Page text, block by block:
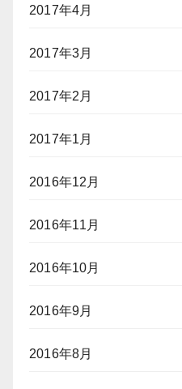
2017年4月
2017年3月
2017年2月
2017年1月
2016年12月
2016年11月
2016年10月
2016年9月
2016年8月